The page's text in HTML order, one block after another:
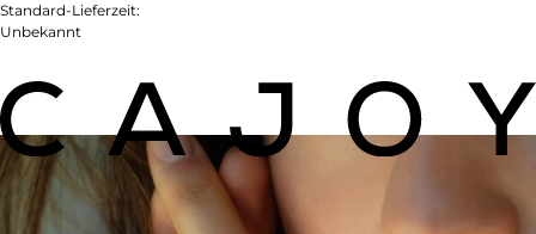
Standard-Lieferzeit:
Unbekannt